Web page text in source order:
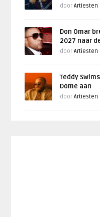
doorArtiesten
Don Omar
2027 naar
doorArtiesten
Teddy
Dome aan
doorArtiesten